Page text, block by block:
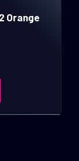
Orange